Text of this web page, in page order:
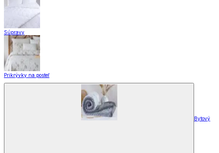
Súpravy
Prikrývky na posteľ
Bytový